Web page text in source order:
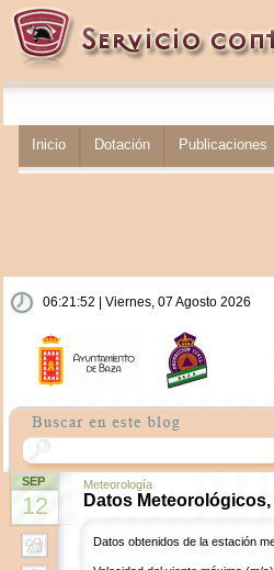
Inicio Dotación Publicaciones
06:21:52 | Viernes, 07 Agosto 2026
SEP
12
Meteorología
Datos Meteorológicos,
Datos obtenidos de la estación